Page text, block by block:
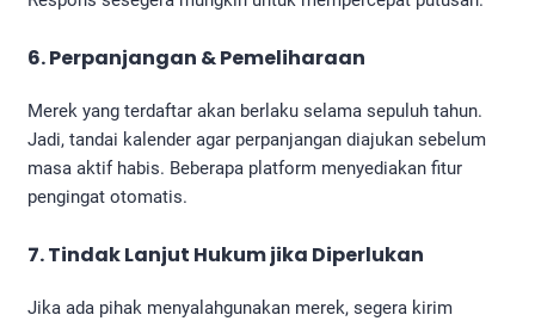
6. Perpanjangan & Pemeliharaan
Merek yang terdaftar akan berlaku selama sepuluh tahun.
Jadi, tandai kalender agar perpanjangan diajukan sebelum
masa aktif habis. Beberapa platform menyediakan fitur
pengingat otomatis.
7. Tindak Lanjut Hukum jika Diperlukan
Jika ada pihak menyalahgunakan merek, segera kirim